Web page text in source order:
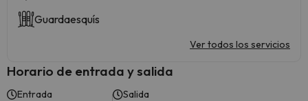
Guardaesquís
Ver todos los servicios
Horario de entrada y salida
Entrada Salida